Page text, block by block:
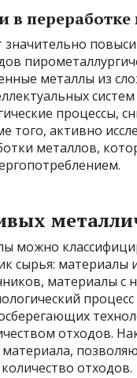
в переработке
металлы из
процессы,
того, активно
металлов,
можно
сырья: материалы
материалы с
отходов.
материала,
отходов.